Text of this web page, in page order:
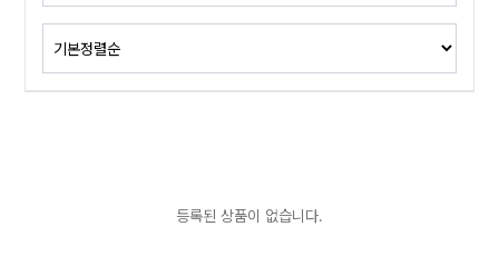
등록된 상품이 없습니다.